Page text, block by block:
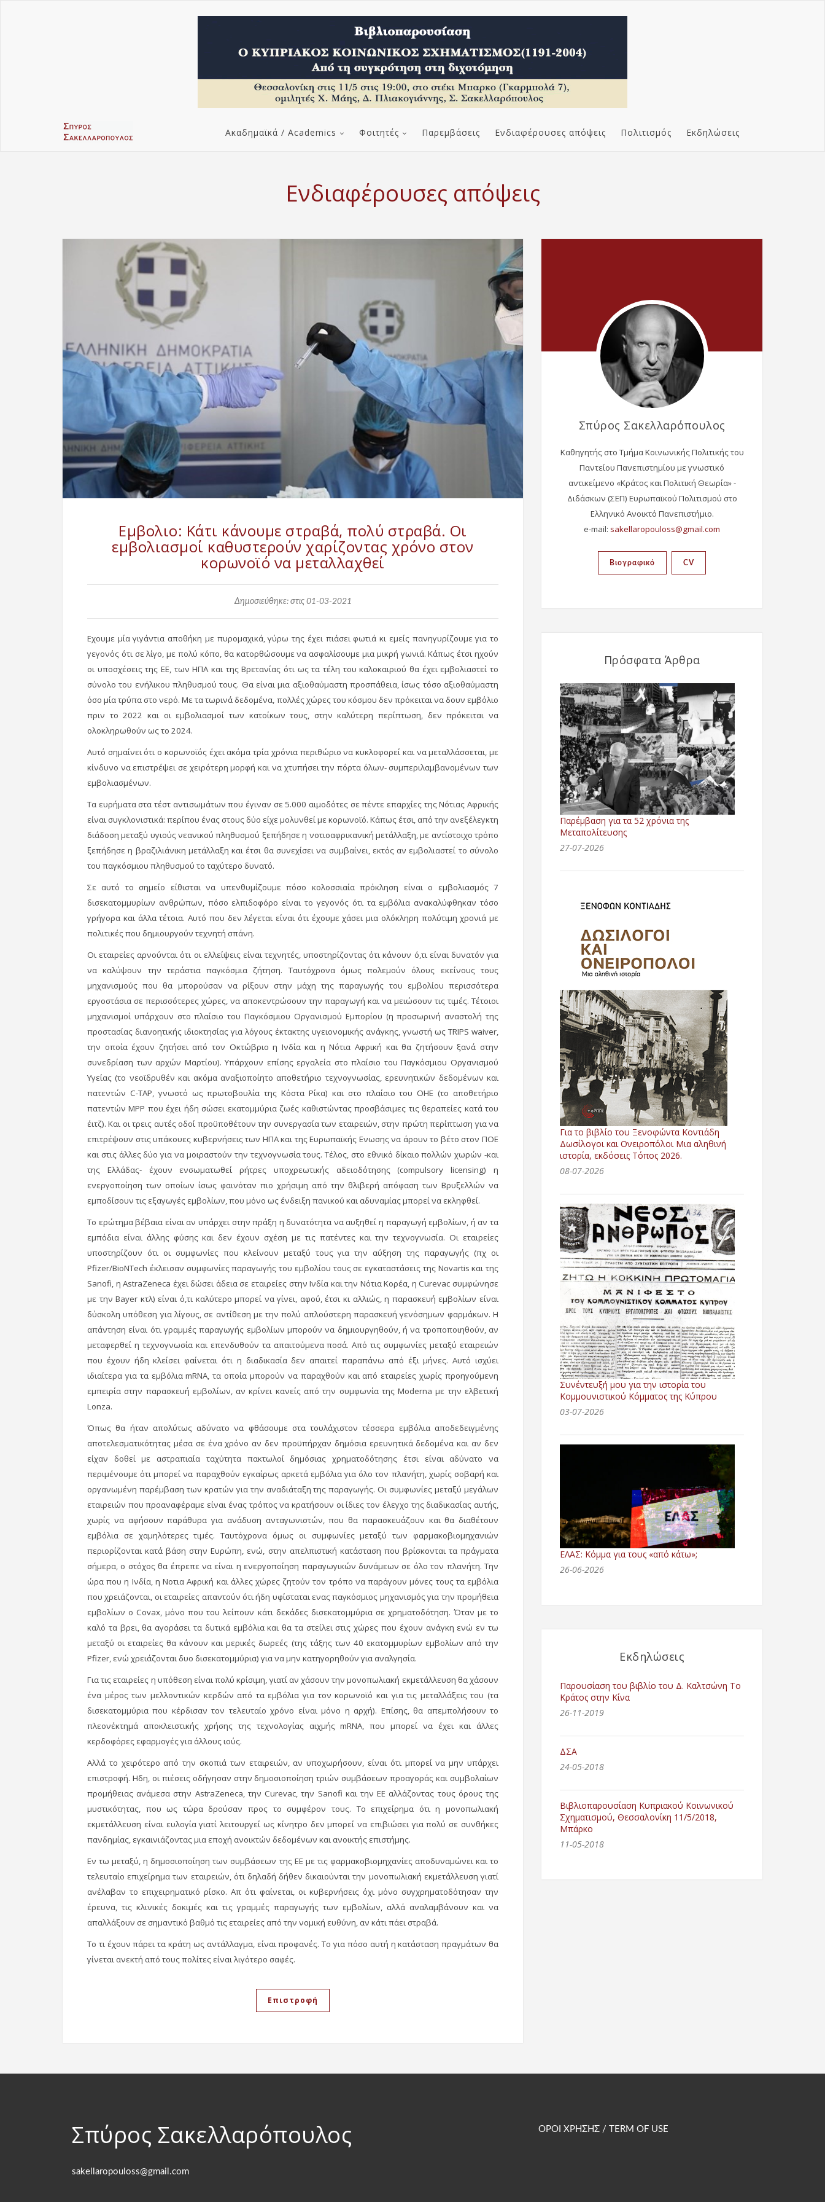
Ακαδημαϊκά / Academics Φοιτητές Παρεμβάσεις Ενδιαφέρουσες απόψεις Πολιτισμός Εκδηλώσεις
Ενδιαφέρουσες απόψεις
Εμβολιο: Κάτι κάνουμε στραβά, πολύ στραβά. Οι
εμβολιασμοί καθυστερούν χαρίζοντας χρόνο στον
κορωνοϊό να μεταλλαχθεί
Δημοσιεύθηκε: στις 01-03-2021
Εχουμε μία γιγάντια αποθήκη με πυρομαχικά, γύρω της έχει πιάσει φωτιά κι εμείς πανηγυρίζουμε για το
γεγονός ότι σε λίγο, με πολύ κόπο, θα κατορθώσουμε να ασφαλίσουμε μια μικρή γωνιά. Κάπως έτσι ηχούν
οι υποσχέσεις της ΕΕ, των ΗΠΑ και της Βρετανίας ότι ως τα τέλη του καλοκαιριού θα έχει εμβολιαστεί το
σύνολο του ενήλικου πληθυσμού τους. Θα είναι μια αξιοθαύμαστη προσπάθεια, ίσως τόσο αξιοθαύμαστη
όσο μία τρύπα στο νερό. Με τα τωρινά δεδομένα, πολλές χώρες του κόσμου δεν πρόκειται να δουν εμβόλιο
πριν το 2022 και οι εμβολιασμοί των κατοίκων τους, στην καλύτερη περίπτωση, δεν πρόκειται να
ολοκληρωθούν ως το 2024.
Αυτό σημαίνει ότι ο κορωνοϊός έχει ακόμα τρία χρόνια περιθώριο να κυκλοφορεί και να μεταλλάσσεται, με
κίνδυνο να επιστρέψει σε χειρότερη μορφή και να χτυπήσει την πόρτα όλων- συμπεριλαμβανομένων των
εμβολιασμένων.
Τα ευρήματα στα τέστ αντισωμάτων που έγιναν σε 5.000 αιμοδότες σε πέντε επαρχίες της Νότιας Αφρικής
είναι συγκλονιστικά: περίπου ένας στους δύο είχε μολυνθεί με κορωνοϊό. Κάπως έτσι, από την ανεξέλεγκτη
διάδοση μεταξύ υγιούς νεανικού πληθυσμού ξεπήδησε η νοτιοαφρικανική μετάλλαξη, με αντίστοιχο τρόπο
ξεπήδησε η βραζιλιάνικη μετάλλαξη και έτσι θα συνεχίσει να συμβαίνει, εκτός αν εμβολιαστεί το σύνολο
του παγκόσμιου πληθυσμού το ταχύτερο δυνατό.
Σε αυτό το σημείο είθισται να υπενθυμίζουμε πόσο κολοσσιαία πρόκληση είναι ο εμβολιασμός 7
δισεκατομμυρίων ανθρώπων, πόσο ελπιδοφόρο είναι το γεγονός ότι τα εμβόλια ανακαλύφθηκαν τόσο
γρήγορα και άλλα τέτοια. Αυτό που δεν λέγεται είναι ότι έχουμε χάσει μια ολόκληρη πολύτιμη χρονιά με
πολιτικές που δημιουργούν τεχνητή σπάνη.
Οι εταιρείες αρνούνται ότι οι ελλείψεις είναι τεχνητές, υποστηρίζοντας ότι κάνουν ό,τι είναι δυνατόν για
να καλύψουν την τεράστια παγκόσμια ζήτηση. Ταυτόχρονα όμως πολεμούν όλους εκείνους τους
μηχανισμούς που θα μπορούσαν να ρίξουν στην μάχη της παραγωγής του εμβολίου περισσότερα
εργοστάσια σε περισσότερες χώρες, να αποκεντρώσουν την παραγωγή και να μειώσουν τις τιμές. Τέτοιοι
μηχανισμοί υπάρχουν στο πλαίσιο του Παγκόσμιου Οργανισμού Εμπορίου (η προσωρινή αναστολή της
προστασίας διανοητικής ιδιοκτησίας για λόγους έκτακτης υγειονομικής ανάγκης, γνωστή ως TRIPS waiver,
την οποία έχουν ζητήσει από τον Οκτώβριο η Ινδία και η Νότια Αφρική και θα ζητήσουν ξανά στην
συνεδρίαση των αρχών Μαρτίου). Υπάρχουν επίσης εργαλεία στο πλαίσιο του Παγκόσμιου Οργανισμού
Υγείας (το νεοϊδρυθέν και ακόμα αναξιοποίητο αποθετήριο τεχνογνωσίας, ερευνητικών δεδομένων και
πατεντών C-TAP, γνωστό ως πρωτοβουλία της Κόστα Ρίκα) και στο πλαίσιο του ΟΗΕ (το αποθετήριο
πατεντών MPP που έχει ήδη σώσει εκατομμύρια ζωές καθιστώντας προσβάσιμες τις θεραπείες κατά του
έιτζ). Και οι τρεις αυτές οδοί προϋποθέτουν την συνεργασία των εταιρειών, στην πρώτη περίπτωση για να
επιτρέψουν στις υπάκουες κυβερνήσεις των ΗΠΑ και της Ευρωπαϊκής Ενωσης να άρουν το βέτο στον ΠΟΕ
και στις άλλες δύο για να μοιραστούν την τεχνογνωσία τους. Τέλος, στο εθνικό δίκαιο πολλών χωρών -και
της Ελλάδας- έχουν ενσωματωθεί ρήτρες υποχρεωτικής αδειοδότησης (compulsory licensing) η
ενεργοποίηση των οποίων ίσως φαινόταν πιο χρήσιμη από την θλιβερή απόφαση των Βρυξελλών να
εμποδίσουν τις εξαγωγές εμβολίων, που μόνο ως ένδειξη πανικού και αδυναμίας μπορεί να εκληφθεί.
Το ερώτημα βέβαια είναι αν υπάρχει στην πράξη η δυνατότητα να αυξηθεί η παραγωγή εμβολίων, ή αν τα
εμπόδια είναι άλλης φύσης και δεν έχουν σχέση με τις πατέντες και την τεχνογνωσία. Οι εταιρείες
υποστηρίζουν ότι οι συμφωνίες που κλείνουν μεταξύ τους για την αύξηση της παραγωγής (πχ οι
Pfizer/BioNTech έκλεισαν συμφωνίες παραγωγής του εμβολίου τους σε εγκαταστάσεις της Novartis και της
Sanofi, η AstraZeneca έχει δώσει άδεια σε εταιρείες στην Ινδία και την Νότια Κορέα, η Curevac συμφώνησε
με την Bayer κτλ) είναι ό,τι καλύτερο μπορεί να γίνει, αφού, έτσι κι αλλιώς, η παρασκευή εμβολίων είναι
δύσκολη υπόθεση για λίγους, σε αντίθεση με την πολύ απλούστερη παρασκευή γενόσημων φαρμάκων. Η
απάντηση είναι ότι γραμμές παραγωγής εμβολίων μπορούν να δημιουργηθούν, ή να τροποποιηθούν, αν
μεταφερθεί η τεχνογνωσία και επενδυθούν τα απαιτούμενα ποσά. Από τις συμφωνίες μεταξύ εταιρειών
που έχουν ήδη κλείσει φαίνεται ότι η διαδικασία δεν απαιτεί παραπάνω από έξι μήνες. Αυτό ισχύει
ιδιαίτερα για τα εμβόλια mRNA, τα οποία μπορούν να παραχθούν και από εταιρείες χωρίς προηγούμενη
εμπειρία στην παρασκευή εμβολίων, αν κρίνει κανείς από την συμφωνία της Moderna με την ελβετική
Lonza.
Όπως θα ήταν απολύτως αδύνατο να φθάσουμε στα τουλάχιστον τέσσερα εμβόλια αποδεδειγμένης
αποτελεσματικότητας μέσα σε ένα χρόνο αν δεν προϋπήρχαν δημόσια ερευνητικά δεδομένα και αν δεν
είχαν δοθεί με αστραπιαία ταχύτητα πακτωλοί δημόσιας χρηματοδότησης έτσι είναι αδύνατο να
περιμένουμε ότι μπορεί να παραχθούν εγκαίρως αρκετά εμβόλια για όλο τον πλανήτη, χωρίς σοβαρή και
οργανωμένη παρέμβαση των κρατών για την αναδιάταξη της παραγωγής. Οι συμφωνίες μεταξύ μεγάλων
εταιρειών που προαναφέραμε είναι ένας τρόπος να κρατήσουν οι ίδιες τον έλεγχο της διαδικασίας αυτής,
χωρίς να αφήσουν παράθυρα για ανάδυση ανταγωνιστών, που θα παρασκευάζουν και θα διαθέτουν
εμβόλια σε χαμηλότερες τιμές. Ταυτόχρονα όμως οι συμφωνίες μεταξύ των φαρμακοβιομηχανιών
περιορίζονται κατά βάση στην Ευρώπη, ενώ, στην απελπιστική κατάσταση που βρίσκονται τα πράγματα
σήμερα, ο στόχος θα έπρεπε να είναι η ενεργοποίηση παραγωγικών δυνάμεων σε όλο τον πλανήτη. Την
ώρα που η Ινδία, η Νοτια Αφρική και άλλες χώρες ζητούν τον τρόπο να παράγουν μόνες τους τα εμβόλια
που χρειάζονται, οι εταιρείες απαντούν ότι ήδη υφίσταται ενας παγκόσμιος μηχανισμός για την προμήθεια
εμβολίων ο Covax, μόνο που του λείπουν κάτι δεκάδες δισεκατομμύρια σε χρηματοδότηση. Όταν με το
καλό τα βρει, θα αγοράσει τα δυτικά εμβόλια και θα τα στείλει στις χώρες που έχουν ανάγκη ενώ εν τω
μεταξύ οι εταιρείες θα κάνουν και μερικές δωρεές (της τάξης των 40 εκατομμυρίων εμβολίων από την
Pfizer, ενώ χρειάζονται δυο δισεκατομμύρια) για να μην κατηγορηθούν για αναλγησία.
Για τις εταιρείες η υπόθεση είναι πολύ κρίσιμη, γιατί αν χάσουν την μονοπωλιακή εκμετάλλευση θα χάσουν
ένα μέρος των μελλοντικών κερδών από τα εμβόλια για τον κορωνοϊό και για τις μεταλλάξεις του (τα
δισεκατομμύρια που κέρδισαν τον τελευταίο χρόνο είναι μόνο η αρχή). Επίσης, θα απεμπολήσουν το
πλεονέκτημά αποκλειστικής χρήσης της τεχνολογίας αιχμής mRNA, που μπορεί να έχει και άλλες
κερδοφόρες εφαρμογές για άλλους ιούς.
Αλλά το χειρότερο από την σκοπιά των εταιρειών, αν υποχωρήσουν, είναι ότι μπορεί να μην υπάρχει
επιστροφή. Ηδη, οι πιέσεις οδήγησαν στην δημοσιοποίηση τριών συμβάσεων προαγοράς και συμβολαίων
προμήθειας ανάμεσα στην AstraZeneca, την Curevac, την Sanofi και την ΕΕ αλλάζοντας τους όρους της
μυστικότητας, που ως τώρα δρούσαν προς το συμφέρον τους. Το επιχείρημα ότι η μονοπωλιακή
εκμετάλλευση είναι ευλογία γιατί λειτουργεί ως κίνητρο δεν μπορεί να επιβιώσει για πολύ σε συνθήκες
πανδημίας, εγκαινιάζοντας μια εποχή ανοικτών δεδομένων και ανοικτής επιστήμης.
Εν τω μεταξύ, η δημοσιοποίηση των συμβάσεων της ΕΕ με τις φαρμακοβιομηχανίες αποδυναμώνει και το
τελευταίο επιχείρημα των εταιρειών, ότι δηλαδή δήθεν δικαιούνται την μονοπωλιακή εκμετάλλευση γιατί
ανέλαβαν το επιχειρηματικό ρίσκο. Απ ότι φαίνεται, οι κυβερνήσεις όχι μόνο συγχρηματοδότησαν την
έρευνα, τις κλινικές δοκιμές και τις γραμμές παραγωγής των εμβολίων, αλλά αναλαμβάνουν και να
απαλλάξουν σε σημαντικό βαθμό τις εταιρείες από την νομική ευθύνη, αν κάτι πάει στραβά.
Το τι έχουν πάρει τα κράτη ως αντάλλαγμα, είναι προφανές. Το για πόσο αυτή η κατάσταση πραγμάτων θα
γίνεται ανεκτή από τους πολίτες είναι λιγότερο σαφές.
Επιστροφή
Σπύρος Σακελλαρόπουλος
Καθηγητής στο Τμήμα Κοινωνικής Πολιτικής του
Παντείου Πανεπιστημίου με γνωστικό
αντικείμενο «Κράτος και Πολιτική Θεωρία» -
Διδάσκων (ΣΕΠ) Ευρωπαϊκού Πολιτισμού στο
Ελληνικό Ανοικτό Πανεπιστήμιο.
e-mail:
Βιογραφικό CV
Πρόσφατα Άρθρα
Παρέμβαση για τα 52 χρόνια της
Μεταπολίτευσης
27-07-2026
Για το βιβλίο του Ξενοφώντα Κοντιάδη
Δωσίλογοι και Ονειροπόλοι Μια αληθινή
ιστορία, εκδόσεις Τόπος 2026.
08-07-2026
Συνέντευξή μου για την ιστορία του
Κομμουνιστικού Κόμματος της Κύπρου
03-07-2026
ΕΛΑΣ: Κόμμα για τους «από κάτω»;
26-06-2026
Εκδηλώσεις
Παρουσίαση του βιβλίο του Δ. Καλτσώνη Το
Κράτος στην Κίνα
26-11-2019
ΔΣΑ
24-05-2018
Βιβλιοπαρουσίαση Κυπριακού Κοινωνικού
Σχηματισμού, Θεσσαλονίκη 11/5/2018,
Μπάρκο
11-05-2018
Σπύρος Σακελλαρόπουλος ΟΡΟΙ ΧΡΗΣΗΣ / TERM OF USE